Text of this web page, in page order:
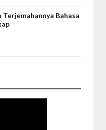
Bahasa